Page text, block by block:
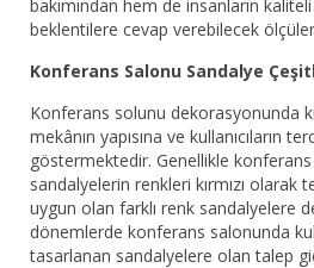
bakımından hem de insanların
beklentilere cevap verebilecek
Konferans Salonu Sandalye
Konferans solunu dekorasyonunda
mekânın yapısına ve kullanıcıların
göstermektedir. Genellikle konferans
sandalyelerin renkleri kırmızı olarak
uygun olan farklı renk sandalyelere
dönemlerde konferans salonunda
tasarlanan sandalyelere olan talep